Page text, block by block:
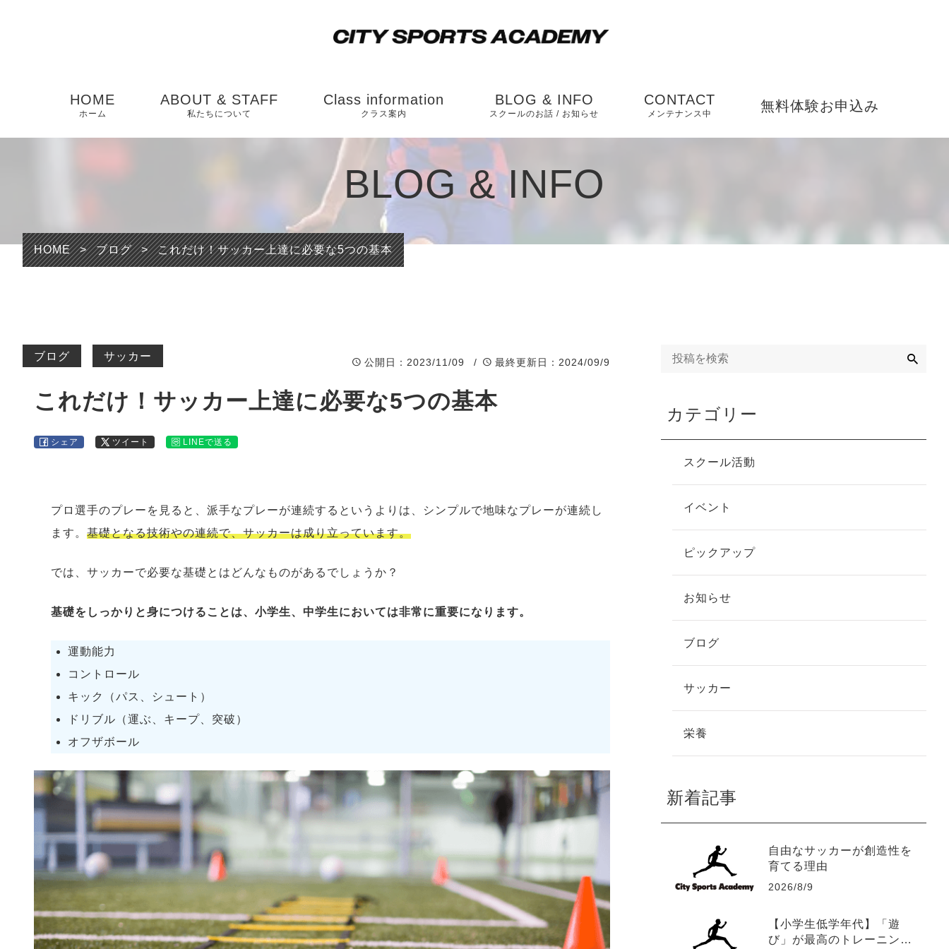
HOME
ホーム
ABOUT & STAFF
私たちについて
Class information
クラス案内
松戸校（ソルテニス
カレッジ横）
市川校（和洋学園
国分キャンパス内）
運動能力向上のスク
BLOG & INFO
スクールのお話 / お知らせ
スクールのお話
CONTACT
メンテナンス中
無料体験お申込み
BLOG & INFO
HOME > ブログ > これだけ！サッカー上達に必要な5つの基本
ブログ サッカー
公開日 ：2023/11/09 / 最終更新日 ：2024/09/9
これだけ！サッカー上達に必要な5つの基本
シェア ツイート LINEで送る
プロ選手のプレーを見ると、派手なプレーが連続するというよりは、シンプルで地味なプレーが連続し
ます。 基礎となる技術やの連続で、サッカーは成り立っています。
では、サッカーで必要な基礎とはどんなものがあるでしょうか？
基礎をしっかりと身につけることは、小学生、中学生においては非常に重要になります。
運動能力
コントロール
キック（パス、シュート）
ドリブル（運ぶ、キープ、突破）
オフザボール
カテゴリー
スクール活動
イベント
ピックアップ
お知らせ
ブログ
サッカー
栄養
新着記事
自由なサッカーが創造性を
育てる理由
2026/8/9
【小学生低学年代】「遊
び」が最高のトレーニング